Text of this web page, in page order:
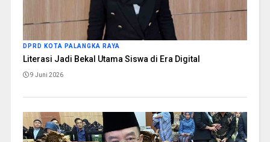
DPRD KOTA PALANGKA RAYA
Literasi Jadi Bekal Utama Siswa di Era Digital
9 Juni 2026